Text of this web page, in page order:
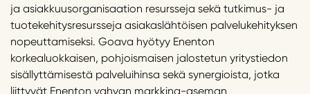
ja asiakkuusorganisaation resursseja sekä tutkimus- ja
tuotekehitysresursseja asiakaslähtöisen palvelukehityksen
nopeuttamiseksi. Goava hyötyy Enenton
korkealuokkaisen, pohjoismaisen jalostetun yritystiedon
sisällyttämisestä palveluihinsa sekä synergioista, jotka
liittyvät Enenton vahvan markkina-aseman